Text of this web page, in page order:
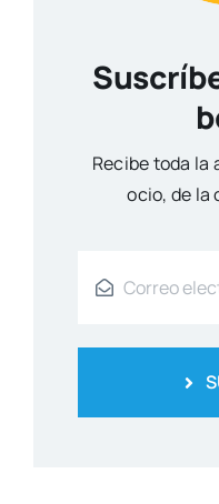
Reci­be toda
ocio, de la